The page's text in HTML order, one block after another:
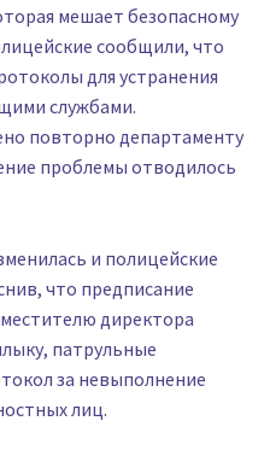
мешает безопасному
сообщили, что
для устранения
службами.
повторно департаменту
проблемы отводилось
и полицейские
что предписание
директора
патрульные
за невыполнение
лиц.